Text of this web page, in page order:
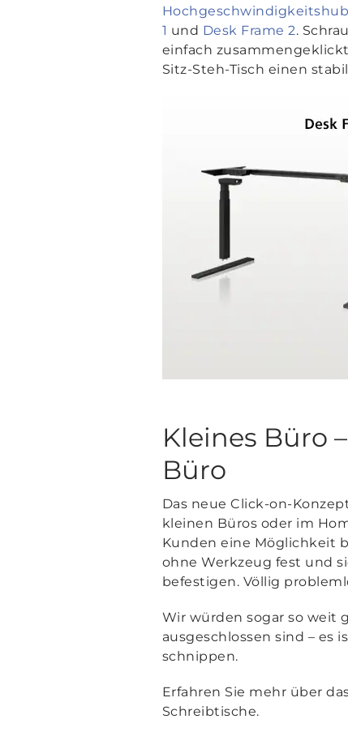
1 und Desk Frame 2.
einfach
Sitz-Steh-Tisch einen
Kleines Büro
Büro
Das neue Click-on-
kleinen Büros oder im
Kunden eine Möglichkeit
ohne Werkzeug fest und
befestigen. Völlig
Wir würden sogar so weit
ausgeschlossen sind – es
schnippen.
Erfahren Sie mehr über
Schreibtische.